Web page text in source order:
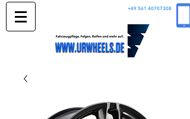
+49 561 40707308